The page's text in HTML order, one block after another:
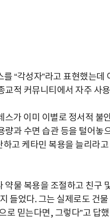
“각성자”라고 표현했는데
교적 커뮤니티에서 자주 사
스가 이미 이별로 정서적
량과 수면 습관 등을 털어놓
고 케타민 복용을 늘리라
약물 복용을 조절하고 친구
들었다. 그는 실제로도 건
로 믿는다면, 그렇다”고 답